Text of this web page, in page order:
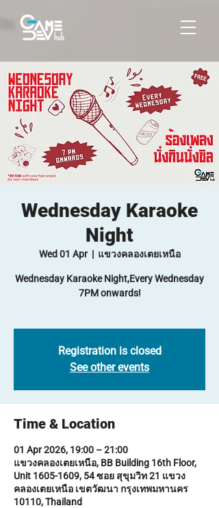
Wednesday Karaoke
Night
Wed 01 Apr
  |
แขวงคลองเตยเหนือ
Wednesday Karaoke Night,Every Wednesday
7PM onwards!
Registration is closed
See other events
Time & Location
01 Apr 2026, 19:00 – 21:00
แขวงคลองเตยเหนือ, BB Building 16th Floor,
Unit 1605-1609, 54 ซอย สุขุมวิท 21 แขวง
คลองเตยเหนือ เขตวัฒนา กรุงเทพมหานคร
10110, Thailand